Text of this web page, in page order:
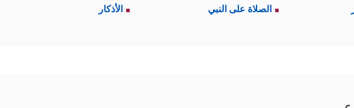
الصلاة على النبي الأذكار